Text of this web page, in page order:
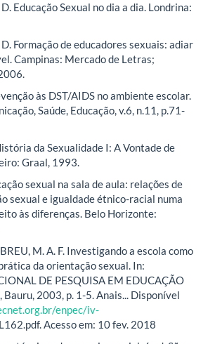
Educação Sexual no dia a dia. Londrina:
Formação de educadores sexuais: adiar
Campinas: Mercado de Letras;
às DST/AIDS no ambiente escolar.
Saúde, Educação, v.6, n.11, p.71-
da Sexualidade I: A Vontade de
Graal, 1993.
sexual na sala de aula: relações de
sexual e igualdade étnico-racial numa
às diferenças. Belo Horizonte:
M. A. F. Investigando a escola como
da orientação sexual. In:
DE PESQUISA EM EDUCAÇÃO
Bauru, 2003, p. 1-5. Anais... Disponível
enpec/iv-
Acesso em: 10 fev. 2018